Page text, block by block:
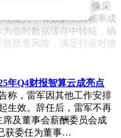
Zebra Rapixo CoF图像采
能力，有效解决高帧率成
临时数据缓存中转站，确
质量风险，满足行业对微
斑马技术的缺陷检测解决
机与AIL11开发套件，专
过AI驱动的缺陷识别算法
自动化检测，将产品不良
年Q4财报智算云成亮点
称，雷军因其他工作安排
生效。辞任后，雷军不再
及董事会薪酬委员会成
获委任为董事…